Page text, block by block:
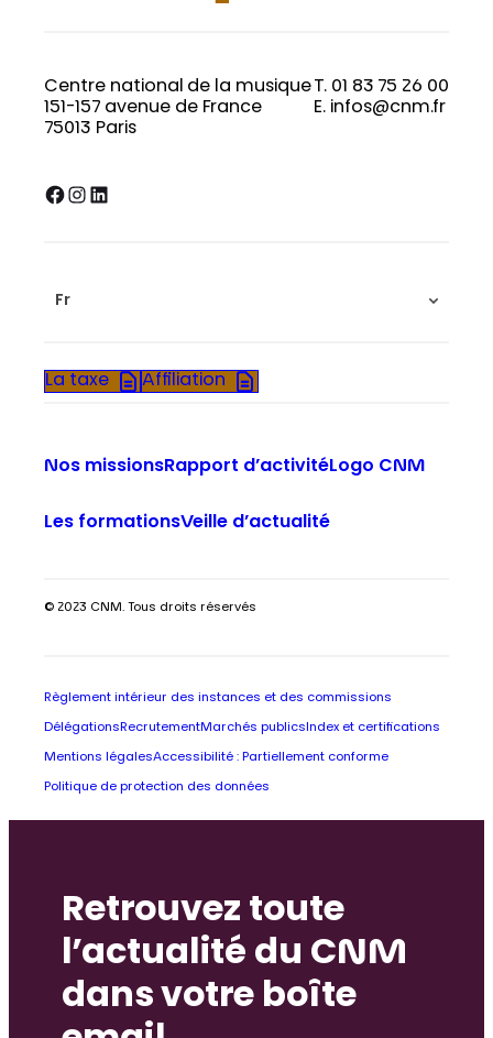
Centre national de la musique
151-157 avenue de France
75013 Paris
T. 01 83 75 26 00
E. infos@cnm.fr
Facebook InstagramLinkedIn
Fr
La taxe Affiliation
Nos missionsRapport d’activitéLogo CNM
Les formationsVeille d’actualité
© 2023 CNM. Tous droits réservés
Règlement intérieur des instances et des commissions
Délégations RecrutementMarchés publics Index et certifications
Mentions légalesAccessibilité : Partiellement conforme
Politique de protection des données
Retrouvez toute
l’actualité du CNM
dans votre boîte